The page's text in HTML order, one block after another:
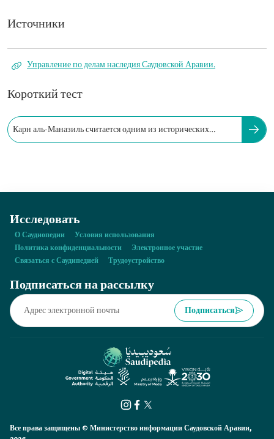
Источники
Управление по делам наследия Саудовской Аравии.
Короткий тест
Карн аль-Маназиль считается одним из исторических
Исследовать
О Саудиопедии
Условия использования
Политика конфиденциальности
Электронное участие
Связаться с Саудипедией
Трудоустройство
Подписаться на рассылку
Подписаться
Все права защищены © Министерство информации Саудовской Аравии,